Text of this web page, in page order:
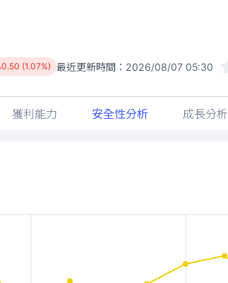
0.50 (1.07%) 最近更新時間： 2026/08/07 05:30
獲利能力 安全性分析 成長分析